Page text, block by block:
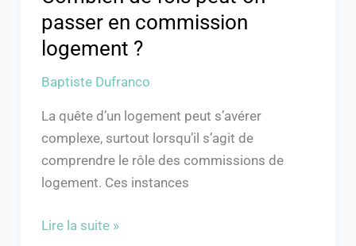
passer en commission
logement ?
Baptiste Dufranco
La quête d’un logement peut s’avérer
complexe, surtout lorsqu’il s’agit de
comprendre le rôle des commissions de
logement. Ces instances
Lire la suite »